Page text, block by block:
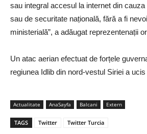
sau integral accesul la internet din
sau de securitate națională, fără a fi
ministerială”, a adăugat reprezentenații
Un atac aerian efectuat de forțele
regiunea Idlib din nord-vestul Siriei a
Actualitate AnaSayfa Balcani Extern
TAGS Twitter Twitter Turcia